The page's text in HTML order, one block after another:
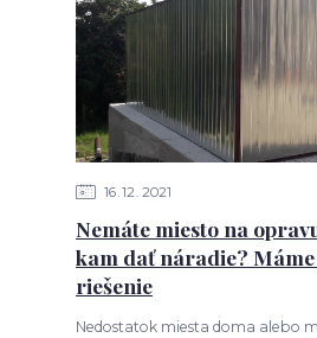
16 12 2021
Nemáte miesto na
kam dať náradie? Máme
riešenie
Nedostatok miesta doma alebo